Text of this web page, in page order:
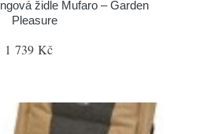
židle Mufaro – Garden
Pleasure
1 739 Kč